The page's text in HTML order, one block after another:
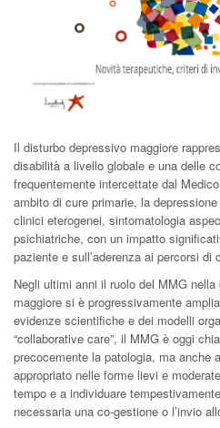
Il disturbo depressivo maggiore
disabilità a livello globale e una delle
frequentemente intercettate dal
ambito di cure primarie, la
clinici eterogenei, sintomatologia
psichiatriche, con un impatto
paziente e sull’aderenza ai percorsi di
Negli ultimi anni il ruolo del MMG
maggiore si è progressivamente
evidenze scientifiche e dei modelli
“collaborative care”, il MMG è oggi
precocemente la patologia, ma anche
appropriato nelle forme lievi e
tempo e a individuare
necessaria una co-gestione o l’invio